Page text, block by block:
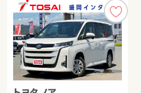
ホンダ フィット ハイブリ
ッド
ホンダ Ｎ ＢＯＸ